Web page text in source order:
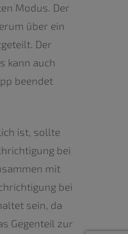
Modus. Der
über ein
Der
kann auch
beendet
ist, sollte
bei
mit
bei
sein, da
Gegenteil zur